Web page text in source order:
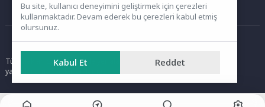
Ana Sayfa
Tüm hakları saklıdır. Sitede yer alan içerikler izinsiz kopyalanamaz,
yayımlanamaz ve kullanılamaz.
Bu site, kullanıcı deneyimini geliştirmek için çerezleri
kullanmaktadır. Devam ederek bu çerezleri kabul etmiş
olursunuz.
Kabul Et Reddet